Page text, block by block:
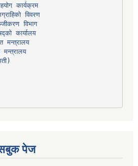
कार्यक्रम
सा.सु.भत्ता प्राप्त गर्ने लाभग्राहिको विवरण
राष्ट्रिय परिचयपत्र तथा पञ्‍जीकरण विभाग
कार्यालय
मन्त्रालय
पेज